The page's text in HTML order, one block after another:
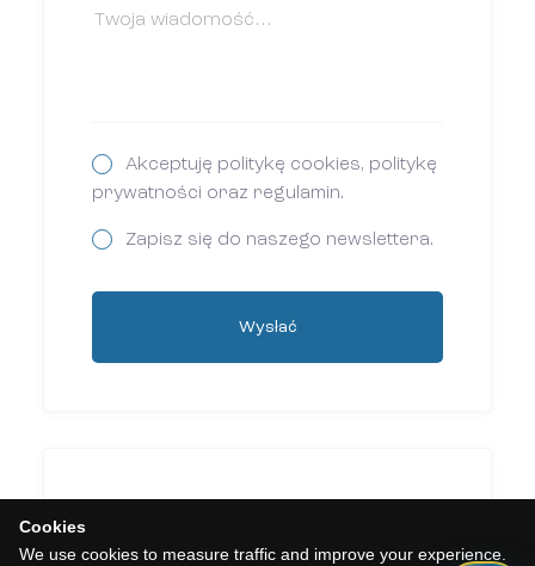
Akceptuję politykę cookies, politykę
prywatności oraz regulamin.
Zapisz się do naszego newslettera.
Wysłać
Cookies
We use cookies to measure traffic and improve your experience.